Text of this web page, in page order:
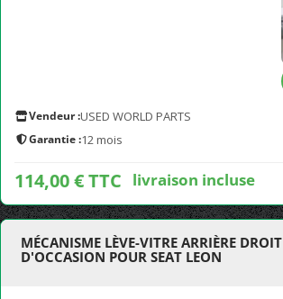
Vendeur :USED WORLD PARTS
Garantie :12 mois
114,00 € TTC livraison incluse
MÉCANISME LÈVE-VITRE ARRIÈRE DROIT
D'OCCASION POUR SEAT LEON